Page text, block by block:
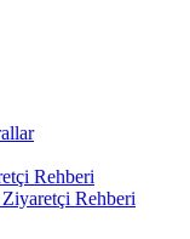
Rehberi
Rehberi